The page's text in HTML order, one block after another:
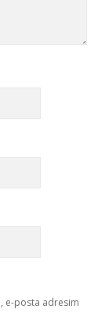
e-posta adresim